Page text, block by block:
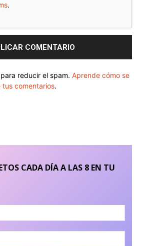
.
reducir el spam. Aprende cómo se
tus comentarios.
CADA DÍA A LAS 8 EN TU